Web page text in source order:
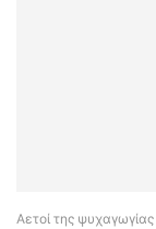
Αετοί της ψυχαγωγίας